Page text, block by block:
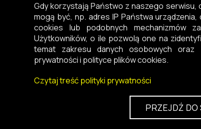
Gdy korzystają Państwo z naszego
mogą być, np. adres IP Państwa
cookies lub podobnych mechanizmów
Użytkowników, o ile pozwolą one na
temat zakresu danych osobowych
prywatności i polityce plików cookies.
Czytaj treść polityki prywatności
PRZEJDŹ DO